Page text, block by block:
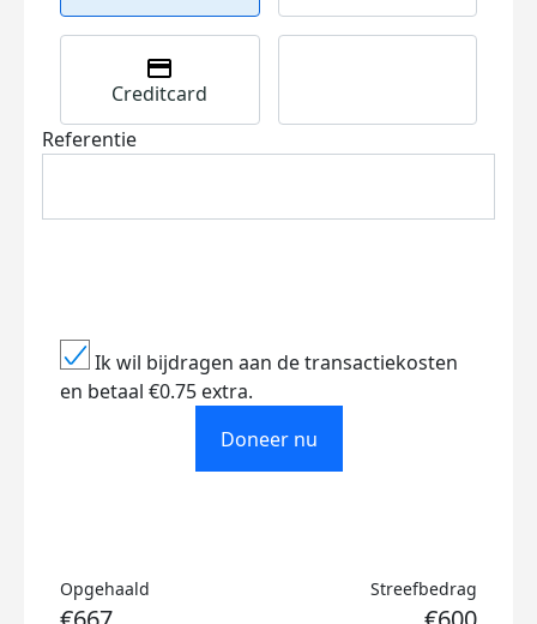
Creditcard
Referentie
Ik wil bijdragen aan de transactiekosten
en betaal €0.75 extra.
Doneer nu
Opgehaald Streefbedrag